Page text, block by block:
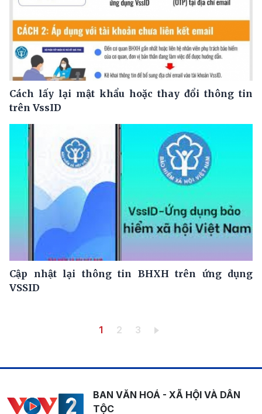
Cách lấy lại mật khẩu hoặc thay đổi thông tin
trên VssID
Cập nhật lại thông tin BHXH trên ứng dụng
VSSID
Trang hiện thời
1 Trang
2 Trang
3
BAN VĂN HOÁ - XÃ HỘI VÀ DÂN
TỘC